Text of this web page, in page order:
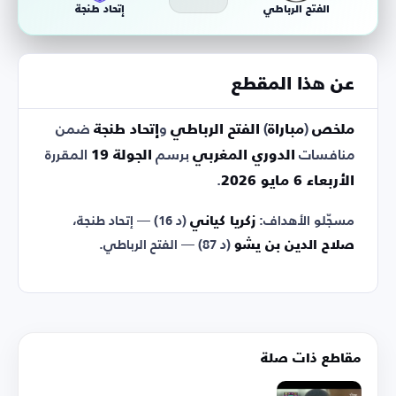
الفتح الرباطي إتحاد طنجة
عن هذا المقطع
ملخص (مباراة) الفتح الرباطي و إتحاد طنجة ضمن
منافسات
الدوري المغربي برسم الجولة 19
المقررة
الأربعاء 6 مايو 2026
.
مسجّلو الأهداف: زكريا كياني (د 16) — إتحاد طنجة،
صلاح الدين بن يشو (د 87) — الفتح الرباطي.
مقاطع ذات صلة